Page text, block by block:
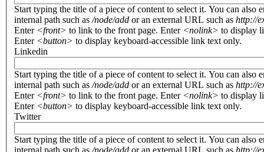
Start typing the title of a piece of content to select it. You can also
internal path such as /node/add or an external URL such as http://
Enter <front> to link to the front page. Enter <nolink> to display
Enter <button> to display keyboard-accessible link text only.
Linkedin
Start typing the title of a piece of content to select it. You can also
internal path such as /node/add or an external URL such as http://
Enter <front> to link to the front page. Enter <nolink> to display
Enter <button> to display keyboard-accessible link text only.
Twitter
Start typing the title of a piece of content to select it. You can also